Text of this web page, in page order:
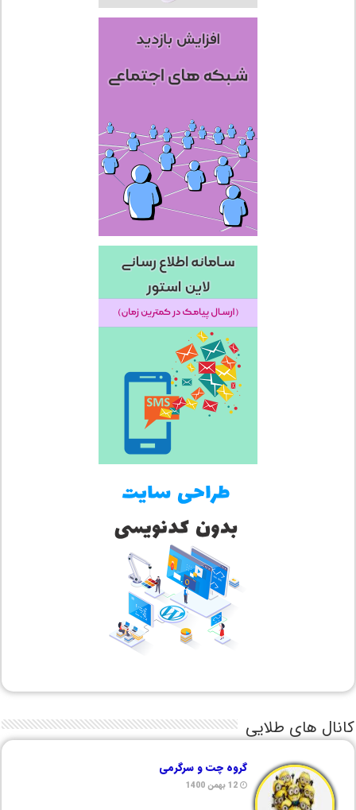
کانال های طلایی
گروه چت و سرگرمی
12 بهمن 1400